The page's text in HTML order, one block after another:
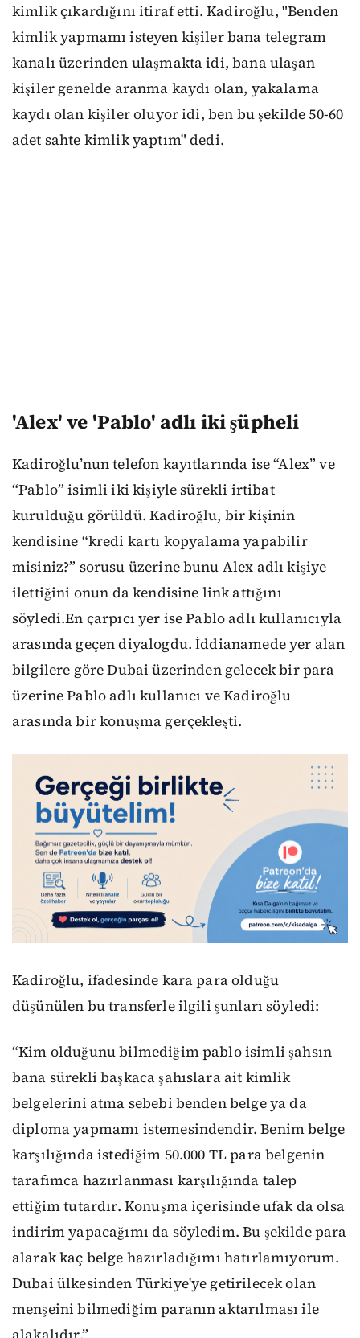
kimlik çıkardığını itiraf etti. Kadiroğlu, "Benden
kimlik yapmamı isteyen kişiler bana telegram
kanalı üzerinden ulaşmakta idi, bana ulaşan
kişiler genelde aranma kaydı olan, yakalama
kaydı olan kişiler oluyor idi, ben bu şekilde 50-60
adet sahte kimlik yaptım" dedi.
'Alex' ve 'Pablo' adlı iki şüpheli
Kadiroğlu’nun telefon kayıtlarında ise “Alex” ve
“Pablo” isimli iki kişiyle sürekli irtibat
kurulduğu görüldü. Kadiroğlu, bir kişinin
kendisine “kredi kartı kopyalama yapabilir
misiniz?” sorusu üzerine bunu Alex adlı kişiye
ilettiğini onun da kendisine link attığını
söyledi.En çarpıcı yer ise Pablo adlı kullanıcıyla
arasında geçen diyalogdu. İddianamede yer alan
bilgilere göre Dubai üzerinden gelecek bir para
üzerine Pablo adlı kullanıcı ve Kadiroğlu
arasında bir konuşma gerçekleşti.
Kadiroğlu, ifadesinde kara para olduğu
düşünülen bu transferle ilgili şunları söyledi:
“Kim olduğunu bilmediğim pablo isimli şahsın
bana sürekli başkaca şahıslara ait kimlik
belgelerini atma sebebi benden belge ya da
diploma yapmamı istemesindendir. Benim belge
karşılığında istediğim 50.000 TL para belgenin
tarafımca hazırlanması karşılığında talep
ettiğim tutardır. Konuşma içerisinde ufak da olsa
indirim yapacağımı da söyledim. Bu şekilde para
alarak kaç belge hazırladığımı hatırlamıyorum.
Dubai ülkesinden Türkiye'ye getirilecek olan
menşeini bilmediğim paranın aktarılması ile